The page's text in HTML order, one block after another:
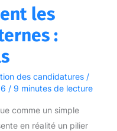
les
:
des candidatures/
/ 9 minutes de lecture
comme un simple
en réalité un pilier